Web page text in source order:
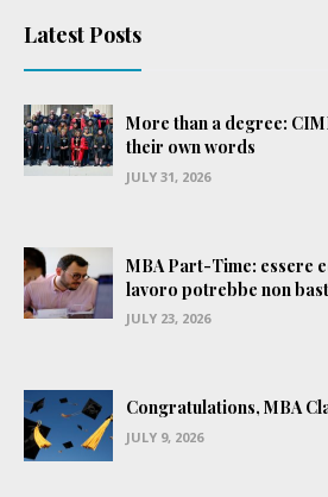
Latest Posts
More than a degree:
their own words
JULY 31, 2026
MBA Part-Time: essere
lavoro potrebbe non
JULY 23, 2026
Congratulations, MBA
JULY 9, 2026